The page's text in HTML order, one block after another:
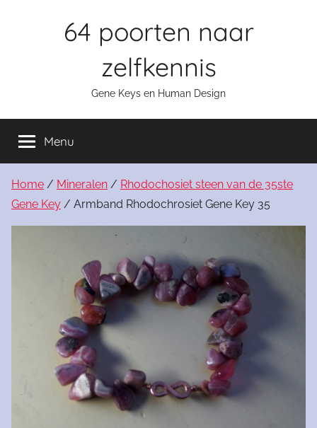
64 poorten naar
zelfkennis
Gene Keys en Human Design
Menu
Home / Mineralen / Rhodochosiet steen van de 35ste
Gene Key / Armband Rhodochrosiet Gene Key 35